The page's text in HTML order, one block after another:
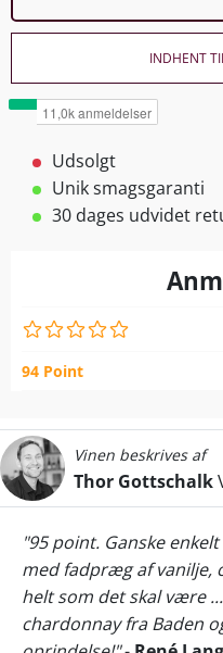
INDHENT
Udsolgt
Unik smagsgaranti
30 dages udvidet
94 Point
Vinen beskrives af
Thor Gottschalk
"95 point. Ganske
med fadpræg af
helt som det skal være
chardonnay fra Baden